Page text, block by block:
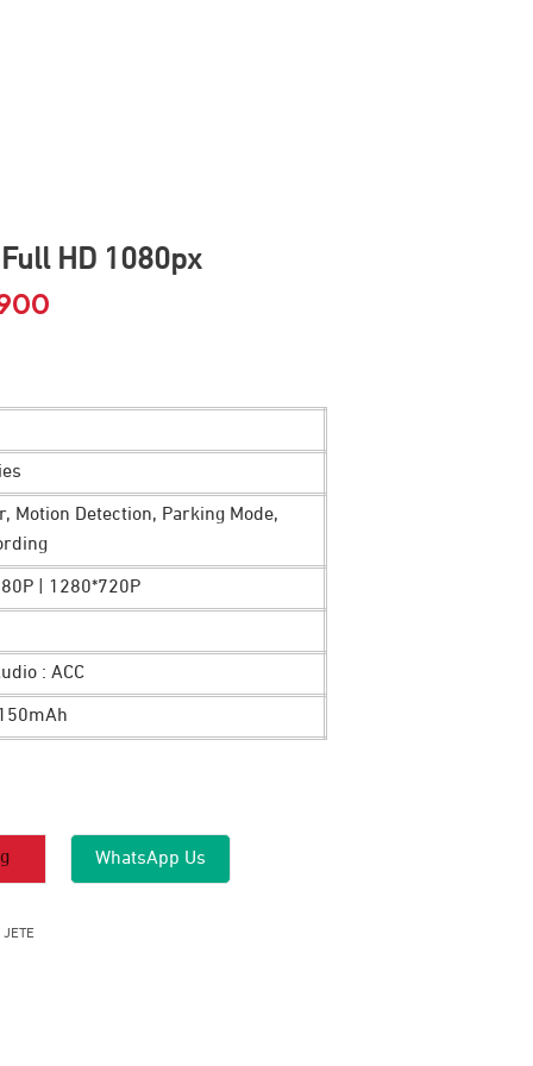
HD 1080px
Harga
adalah:
Rp 549.900.
Motion Detection, Parking Mode,
| 1280*720P
: ACC
WhatsApp Us
JETE